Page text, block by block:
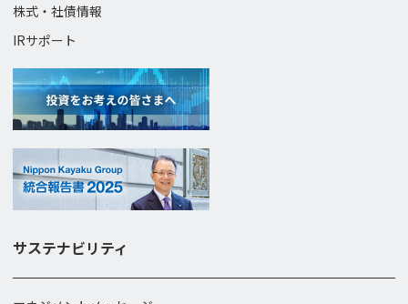
株式・社債情報
IRサポート
サステナビリティ